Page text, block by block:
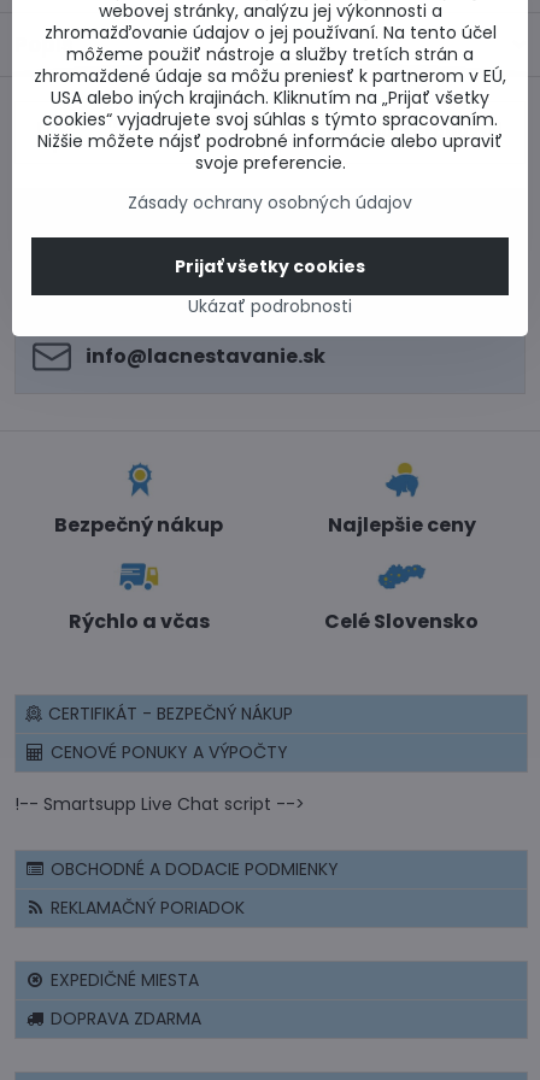
Popis
Predchádzajúci
produkt
Nasledujúci produkt
0917 969 003
Technické poradenstvo
0948 987 787
Informácie k objednávkam
Po - Pi 8:00-15:00
info​@lacnestavanie​.sk
Bezpečný nákup Najlepšie ceny
Rýchlo a včas Celé Slovensko
CERTIFIKÁT - BEZPEČNÝ NÁKUP
CENOVÉ PONUKY A VÝPOČTY
!-- Smartsupp Live Chat script -->
OBCHODNÉ A DODACIE PODMIENKY
REKLAMAČNÝ PORIADOK
EXPEDIČNÉ MIESTA
DOPRAVA ZDARMA
webovej stránky, analýzu jej výkonnosti a
zhromažďovanie údajov o jej používaní. Na tento účel
môžeme použiť nástroje a služby tretích strán a
zhromaždené údaje sa môžu preniesť k partnerom v EÚ,
USA alebo iných krajinách. Kliknutím na „Prijať všetky
cookies“ vyjadrujete svoj súhlas s týmto spracovaním.
Nižšie môžete nájsť podrobné informácie alebo upraviť
svoje preferencie.
Zásady ochrany osobných údajov
Ukázať podrobnosti
Prijať všetky cookies